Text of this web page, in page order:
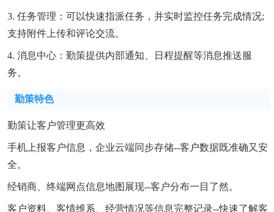
3. 任务管理：可以快速指派任务，并实时监控任务完成情况;
支持附件上传和评论交流。
4. 消息中心：勤策提供内部通知、日程提醒等消息推送服
务。
勤策特色
勤策让客户管理更高效
手机上报客户信息，企业云端同步存储--客户数据既准确又安
全。
经销商、终端网点信息地图展现--客户分布一目了然。
客户资料、客情维系、经营情况等信息完整记录--快速了解客